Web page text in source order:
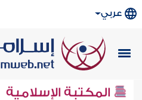
عربي
المكتبة الإسلامية